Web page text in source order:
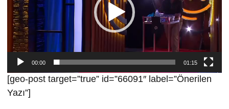
00:00 01:15
[geo-post target=”true” id=”66091″ label=”Önerilen
Yazı”]